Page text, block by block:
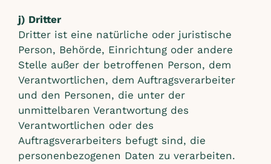
j) Dritter
Dritter ist eine natürliche oder juristische
Person, Behörde, Einrichtung oder andere
Stelle außer der betroffenen Person, dem
Verantwortlichen, dem Auftragsverarbeiter
und den Personen, die unter der
unmittelbaren Verantwortung des
Verantwortlichen oder des
Auftragsverarbeiters befugt sind, die
personenbezogenen Daten zu verarbeiten.